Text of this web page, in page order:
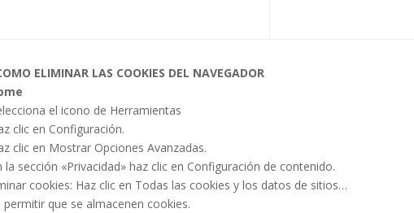
ELIMINAR LAS COOKIES DEL NAVEGADOR
el icono de Herramientas
clic en Configuración.
clic en Mostrar Opciones Avanzadas.
la sección «Privacidad» haz clic en Configuración de contenido.
cookies: Haz clic en Todas las cookies y los datos de sitios…
permitir que se almacenen cookies.